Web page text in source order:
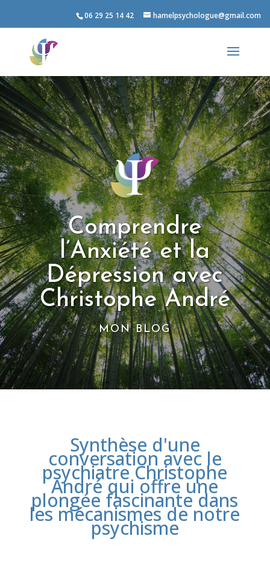
06 29 25 14 42 hamelpsychologue@gmail.com
Comprendre
l’Anxiété et la
Dépression avec
Christophe André
MON BLOG
Synthèse d'une
conversation avec le
psychiatre Christophe
André qui offre une
plongée fascinante dans
les mécanismes de notre
psychisme